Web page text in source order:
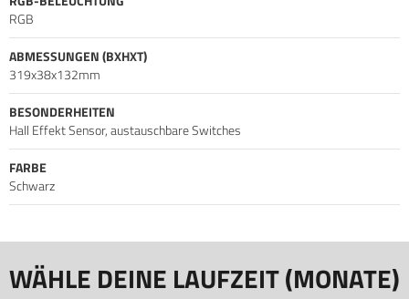
RGB
ABMESSUNGEN (BXHXT)
319x38x132mm
BESONDERHEITEN
Hall Effekt Sensor, austauschbare Switches
FARBE
Schwarz
WÄHLE DEINE LAUFZEIT (MONATE)